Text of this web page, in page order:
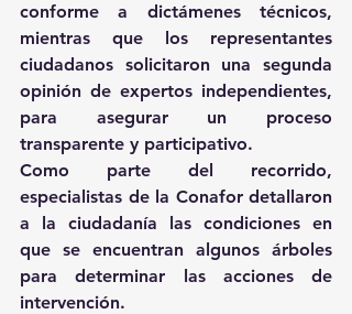
conforme a dictámenes técnicos,
mientras que los representantes
ciudadanos solicitaron una segunda
opinión de expertos independientes,
para asegurar un proceso
transparente y participativo.
Como parte del recorrido,
especialistas de la Conafor detallaron
a la ciudadanía las condiciones en
que se encuentran algunos árboles
para determinar las acciones de
intervención.